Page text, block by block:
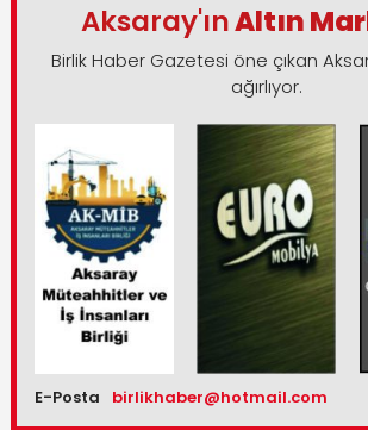
Aksaray'ınAltın
Birlik Haber Gazetesi öne çıkan
ağırlıyor.
E-Posta birlikhaber@hotmail.com